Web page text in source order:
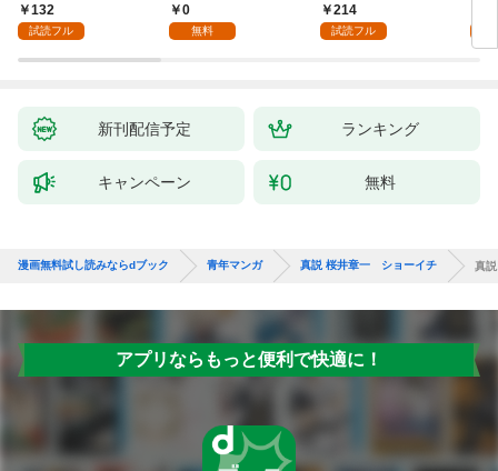
132
試読フル
0
無料
214
試読フル
新刊配信予定 ランキング
キャンペーン 無料
漫画無料試し読みならdブック 青年マンガ 真説 桜井章一 ショーイチ 真
アプリならもっと便利で快適に！